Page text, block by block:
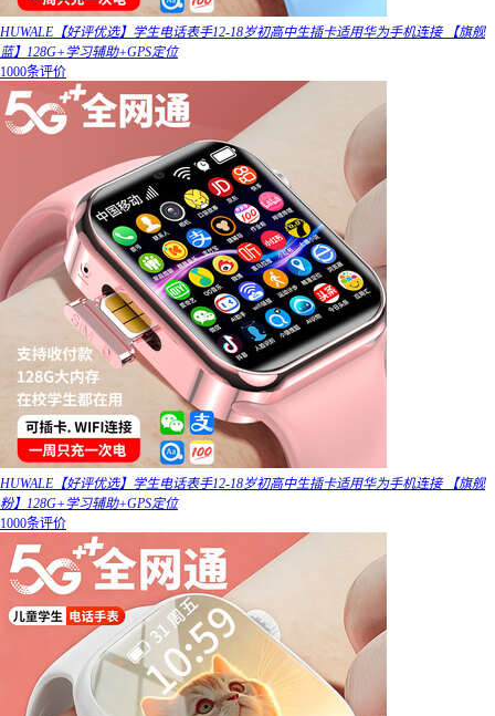
HUWALE【好评优选】学生电话表手12-18岁初高中生插卡适用华为手机连接 【旗舰
蓝】128G+学习辅助+GPS定位
1000条评价
HUWALE【好评优选】学生电话表手12-18岁初高中生插卡适用华为手机连接 【旗舰
粉】128G+学习辅助+GPS定位
1000条评价